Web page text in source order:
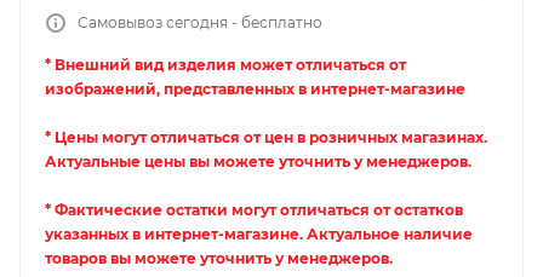
Самовывоз сегодня - бесплатно
* Внешний вид изделия может отличаться от
изображений, представленных в интернет-магазине
* Цены могут отличаться от цен в розничных магазинах.
Актуальные цены вы можете уточнить у менеджеров.
* Фактические остатки могут отличаться от остатков
указанных в интернет-магазине. Актуальное наличие
товаров вы можете уточнить у менеджеров.